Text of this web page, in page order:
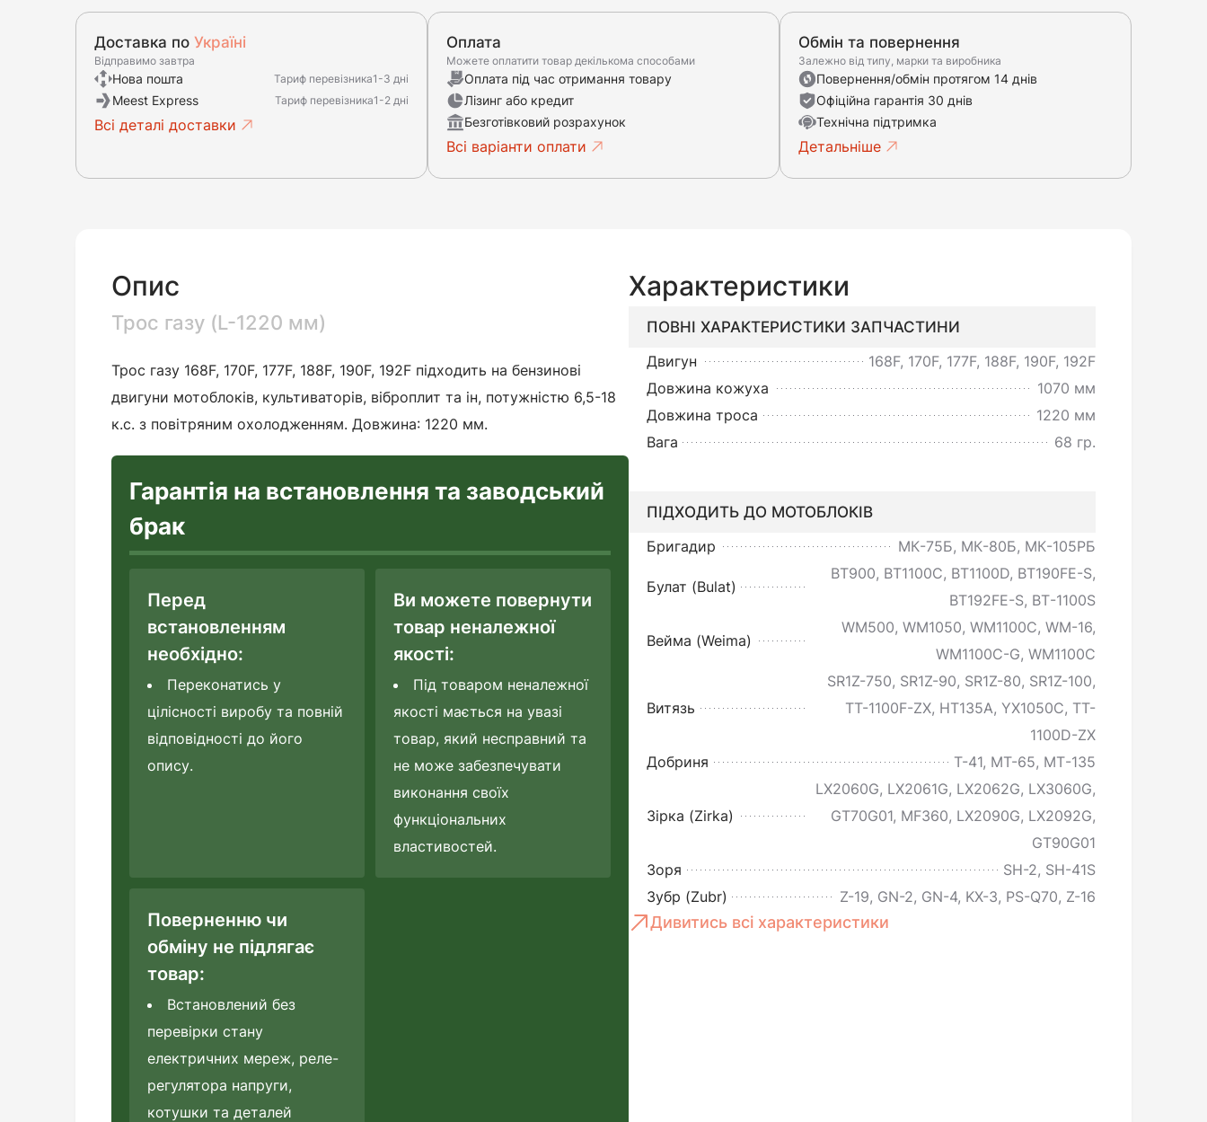
Доставка по Україні
Відправимо завтра
Нова пошта Тариф перевізника1-3 дні
Meest Express Тариф перевізника1-2 дні
Всі деталі доставки
Оплата
Можете оплатити товар декількома способами
Оплата під час отримання товару
Лізинг або кредит
Безготівковий розрахунок
Всі варіанти оплати
Обмін та повернення
Залежно від типу, марки та виробника
Повернення/обмін протягом 14 днів
Офіційна гарантія 30 днів
Технічна підтримка
Детальніше
Опис
Трос газу (L-1220 мм)
Трос газу 168F, 170F, 177F, 188F, 190F, 192F підходить на бензинові
двигуни мотоблоків, культиваторів, віброплит та ін, потужністю 6,5-18
к.с. з повітряним охолодженням. Довжина: 1220 мм.
Гарантія на встановлення та заводський
брак
Перед
встановленням
необхідно:
Переконатись у
цілісності виробу та повній
відповідності до його
опису.
Ви можете повернути
товар неналежної
якості:
Під товаром неналежної
якості мається на увазі
товар, який несправний та
не може забезпечувати
виконання своїх
функціональних
властивостей.
Поверненню чи
обміну не підлягає
товар:
Встановлений без
перевірки стану
електричних мереж, реле-
регулятора напруги,
котушки та деталей
Характеристики
ПОВНІ ХАРАКТЕРИСТИКИ ЗАПЧАСТИНИ
Двигун
168F, 170F, 177F, 188F, 190F, 192F
Довжина кожуха
1070 мм
Довжина троса
1220 мм
Вага
68 гр.
ПІДХОДИТЬ ДО МОТОБЛОКІВ
Бригадир
МК-75Б, МК-80Б, МК-105РБ
Булат (Bulat)
BT900, BT1100C, BT1100D, BT190FE-S,
BT192FE-S, ВТ-1100S
Вейма (Weima)
WM500, WM1050, WM1100C, WM-16,
WM1100C-G, WM1100C
Витязь
SR1Z-750, SR1Z-90, SR1Z-80, SR1Z-100,
TT-1100F-ZX, HT135А, YX1050C, TT-
1100D-ZX
Добриня
T-41, MT-65, МТ-135
Зірка (Zirka)
LX2060G, LX2061G, LX2062G, LX3060G,
GT70G01, MF360, LX2090G, LX2092G,
GT90G01
Зоря
SH-2, SH-41S
Зубр (Zubr)
Z-19, GN-2, GN-4, KX-3, PS-Q70, Z-16
Дивитись всі характеристики